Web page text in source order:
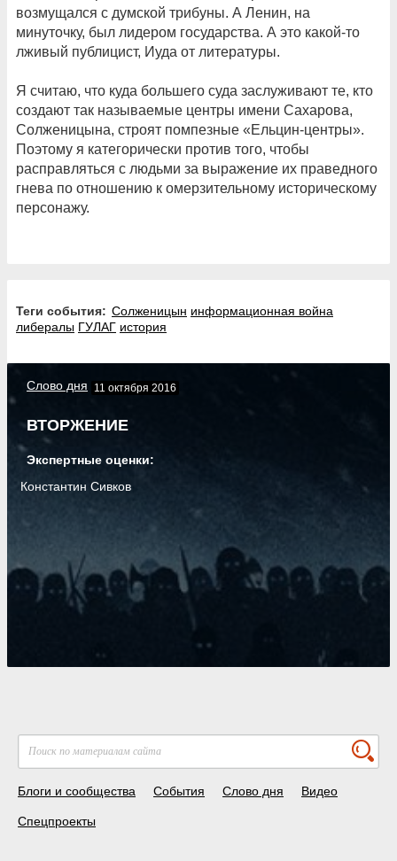
возмущался с думской трибуны. А Ленин, на
минуточку, был лидером государства. А это какой-то
лживый публицист, Иуда от литературы.
Я считаю, что куда большего суда заслуживают те, кто
создают так называемые центры имени Сахарова,
Солженицына, строят помпезные «Ельцин-центры».
Поэтому я категорически против того, чтобы
расправляться с людьми за выражение их праведного
гнева по отношению к омерзительному историческому
персонажу.
Теги события: Солженицын информационная война
либералы ГУЛАГ история
Слово дня 11 октября 2016
ВТОРЖЕНИЕ
Экспертные оценки:
Константин Сивков
Блоги и сообщества События Слово дня Видео
Спецпроекты